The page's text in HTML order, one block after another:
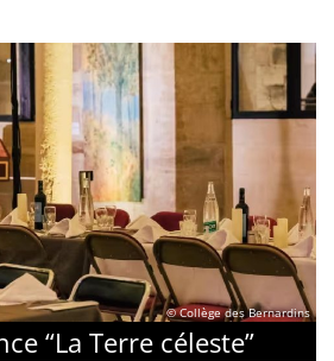
© Collège des Bernardins
“La Terre céleste”